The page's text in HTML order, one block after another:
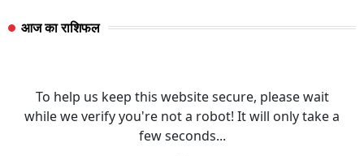
आज का राशिफल